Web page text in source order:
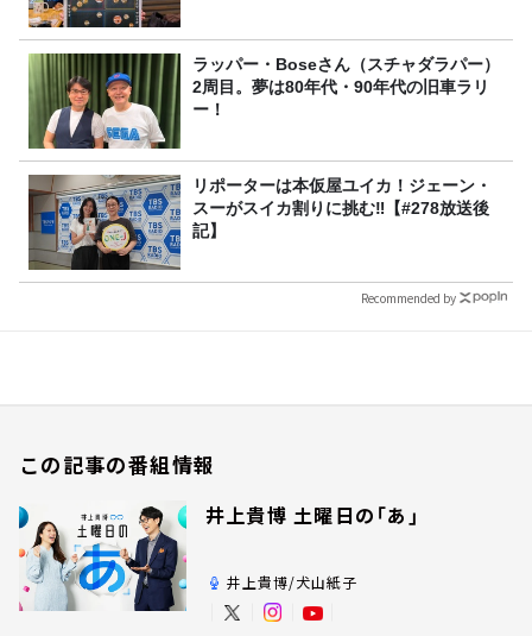
ラッパー・Boseさん（スチャダラパー）
2周目。夢は80年代・90年代の旧車ラリ
ー！
リポーターは本仮屋ユイカ！ジェーン・
スーがスイカ割りに挑む‼【#278放送後
記】
Recommended by
この記事の番組情報
井上貴博 土曜日の「あ」
井上貴博/犬山紙子